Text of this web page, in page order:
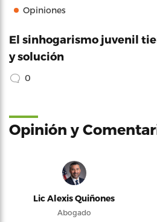
Opiniones
El sinhogarismo juvenil
y solución
0
Opinión y
Lic Alexis Quiñones
Abogado